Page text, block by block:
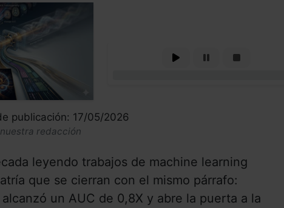
publicación: 17/05/2026
redacción
leyendo trabajos de machine learning
que se cierran con el mismo párrafo:
un AUC de 0,8X y abre la puerta a la